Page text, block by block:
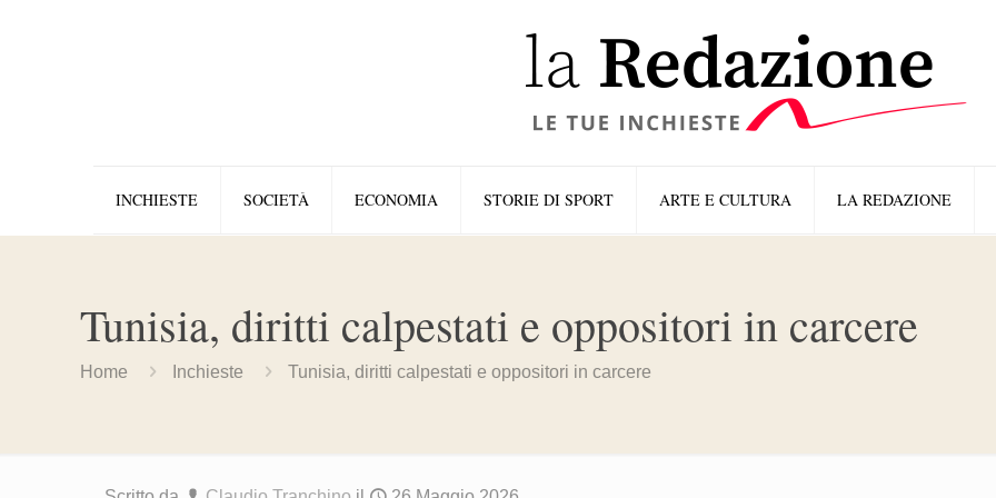
INCHIESTE SOCIETÀ ECONOMIA STORIE DI SPORT ARTE E CULTURA LA REDAZIONE
Tunisia, diritti calpestati e oppositori in carcere
Home Inchieste Tunisia, diritti calpestati e oppositori in carcere